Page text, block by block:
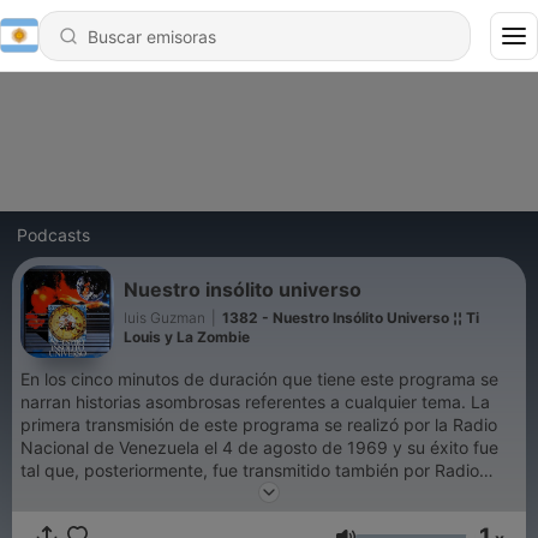
Podcasts
Nuestro insólito universo
luis Guzman
1382 - ⁨Nuestro Insólito Universo ¦¦ Ti
Louis y La Zombie
En los cinco minutos de duración que tiene este programa se
narran historias asombrosas referentes a cualquier tema. La
primera transmisión de este programa se realizó por la Radio
Nacional de Venezuela el 4 de agosto de 1969 y su éxito fue
tal que, posteriormente, fue transmitido también por Radio
Capital y, actualmente, se mantiene en la Radio Nacional (AM)